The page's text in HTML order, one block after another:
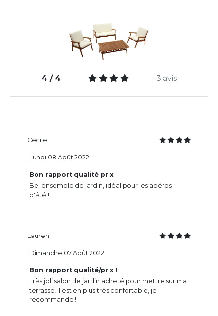
4 / 4 3 avis
Cecile
Bon rapport qualité prix
Bel ensemble de jardin, idéal pour les apéros
d'été !
Lundi 08 Août 2022
Lauren
Bon rapport qualité/prix !
Très joli salon de jardin acheté pour mettre sur ma
terrasse, il est en plus très confortable, je
recommande !
Dimanche 07 Août 2022